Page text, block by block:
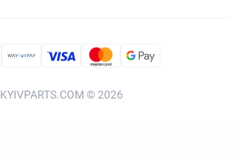
KYIVPARTS.COM © 2026